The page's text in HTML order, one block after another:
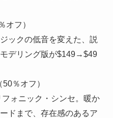
オフ）
ックの低音を変えた、説
デリング版が$149→$49
50％オフ）
ォニック・シンセ。暖か
ドまで、存在感のあるア